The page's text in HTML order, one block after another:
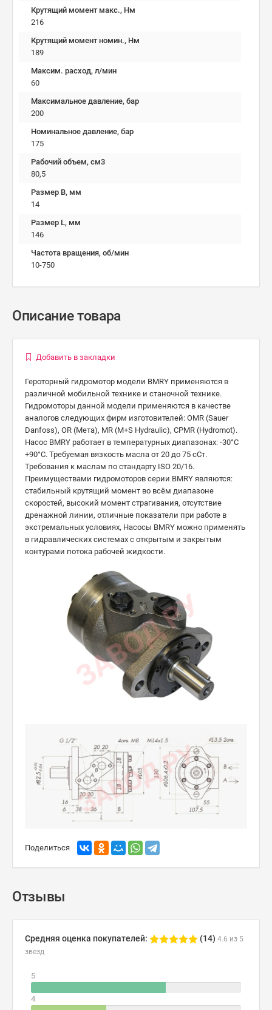
Крутящий момент макс., Нм
216
Крутящий момент номин., Нм
189
Максим. расход, л/мин
60
Максимальное давление, бар
200
Номинальное давление, бар
175
Рабочий объем, см3
80,5
Размер B, мм
14
Размер L, мм
146
Частота вращения, об/мин
10-750
Описание товара
Добавить в закладки
Героторный гидромотор модели BMRY применяются в
различной мобильной технике и станочной технике.
Гидромоторы данной модели применяются в качестве
аналогов следующих фирм изготовителей: OMR (Sauer
Danfoss), OR (Мета), MR (M+S Hydraulic), CPMR (Hydromot).
Насос BMRY работает в температурных диапазонах: -30°C
+90°C. Требуемая вязкость масла от 20 до 75 сСт.
Требования к маслам по стандарту ISO 20/16.
Преимуществами гидромоторов серии BMRY являются:
стабильный крутящий момент во всём диапазоне
скоростей, высокий момент страгивания, отсутствие
дренажной линии, отличные показатели при работе в
экстремальных условиях, Насосы BMRY можно применять
в гидравлических системах с открытым и закрытым
контурами потока рабочей жидкости.
Поделиться
Отзывы
Средняя оценка покупателей: (14) 4.6 из 5
звезд
5
4